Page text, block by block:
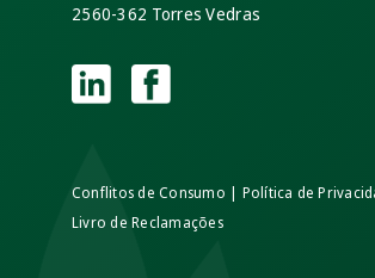
2560-362 Torres Vedras
Conflitos de Consumo | Política de
Livro de Reclamações